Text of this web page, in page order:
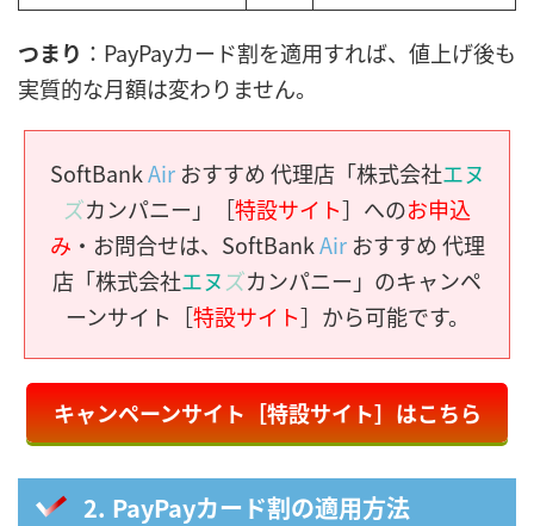
つまり ：PayPayカード割を適用すれば、値上げ後も
実質的な月額は変わりません。
SoftBankAirおすすめ 代理店「株式会社エヌ
ズカンパニー」［特設サイト］へのお申込
み ・お問合せは、SoftBankAirおすすめ 代理
店「株式会社エヌ ズカンパニー」のキャンペ
ーンサイト［特設サイト］から可能です。
キャンペーンサイト［特設サイト］はこちら
2. PayPayカード割の適用方法